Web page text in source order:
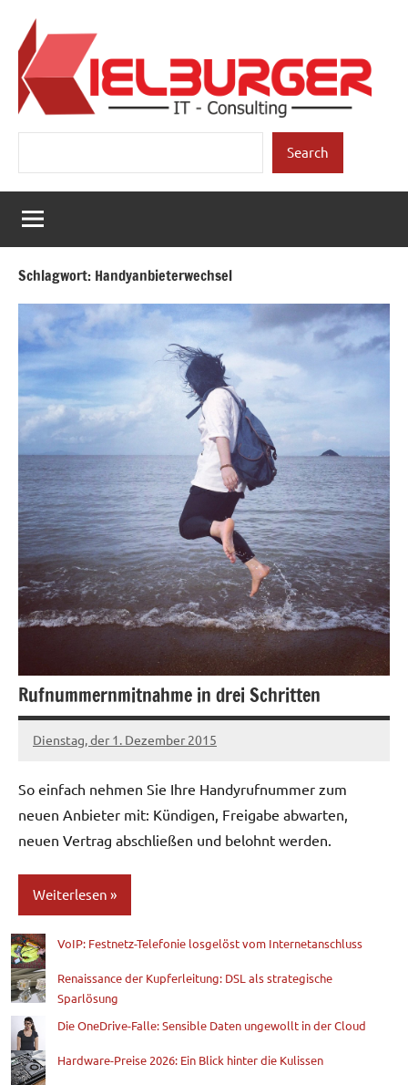
Inhalt
springen
Kielburger
IT-
Consulting
Search
Schlagwort: Handyanbieterwechsel
Rufnummernmitnahme in drei Schritten
Dienstag, der 1. Dezember 2015
Patrick
So einfach nehmen Sie Ihre Handyrufnummer zum
neuen Anbieter mit: Kündigen, Freigabe abwarten,
neuen Vertrag abschließen und belohnt werden.
Weiterlesen
Blog VoIP: Festnetz-Telefonie losgelöst vom Internetanschluss
Renaissance der Kupferleitung: DSL als strategische
Sparlösung
Die OneDrive-Falle: Sensible Daten ungewollt in der Cloud
Hardware-Preise 2026: Ein Blick hinter die Kulissen